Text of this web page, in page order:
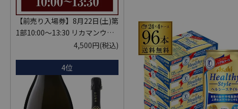
【前売り入場券】8月22日(土)第
1部10:00～13:30 リカマンウイ
スキーメッセ in京都 2026 1枚
中旬】にメールにて配信予定
※代引き決済不可
4,500円(税込)
4位